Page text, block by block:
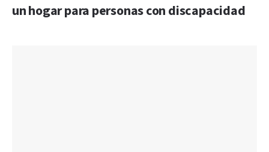
un hogar para personas con discapacidad